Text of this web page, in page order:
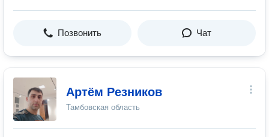
Позвонить Чат
Артём Резников
Тамбовская область